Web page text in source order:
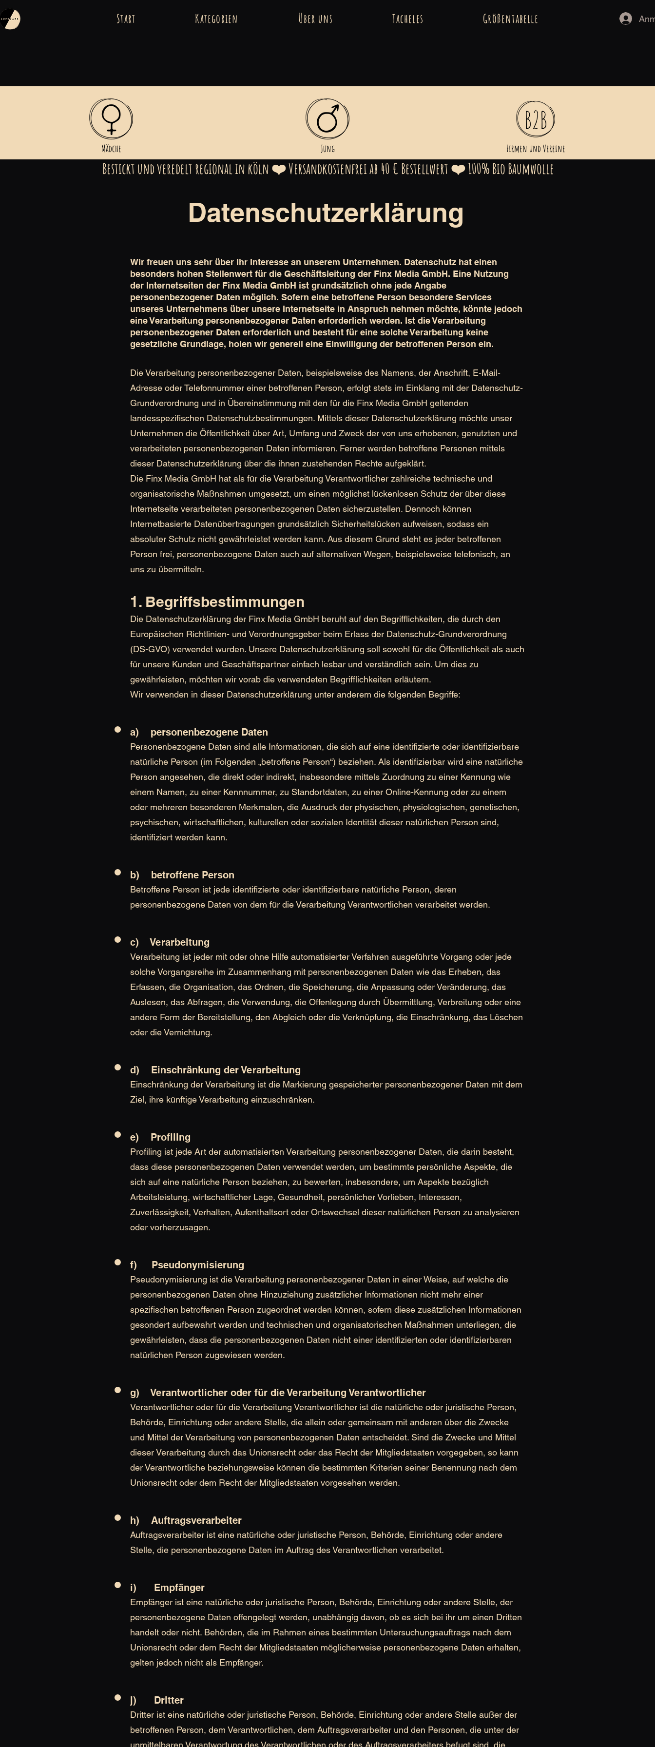
Start Kategorien Über uns Tacheles Größentabelle
Mädche Jung Firmen und Vereine
Bestickt und veredelt regional in köln ❤️ Versandkostenfrei ab 40 € Bestellwert ❤️ 100% Bio Baumwolle
Datenschutzerklärung
Wir freuen uns sehr über Ihr Interesse an unserem Unternehmen. Datenschutz hat einen
besonders hohen Stellenwert für die Geschäftsleitung der Finx Media GmbH. Eine Nutzung
der Internetseiten der Finx Media GmbH ist grundsätzlich ohne jede Angabe
personenbezogener Daten möglich. Sofern eine betroffene Person besondere Services
unseres Unternehmens über unsere Internetseite in Anspruch nehmen möchte, könnte jedoch
eine Verarbeitung personenbezogener Daten erforderlich werden. Ist die Verarbeitung
personenbezogener Daten erforderlich und besteht für eine solche Verarbeitung keine
gesetzliche Grundlage, holen wir generell eine Einwilligung der betroffenen Person ein.
Die Verarbeitung personenbezogener Daten, beispielsweise des Namens, der Anschrift, E-Mail-
Adresse oder Telefonnummer einer betroffenen Person, erfolgt stets im Einklang mit der Datenschutz-
Grundverordnung und in Übereinstimmung mit den für die Finx Media GmbH geltenden
landesspezifischen Datenschutzbestimmungen. Mittels dieser Datenschutzerklärung möchte unser
Unternehmen die Öffentlichkeit über Art, Umfang und Zweck der von uns erhobenen, genutzten und
verarbeiteten personenbezogenen Daten informieren. Ferner werden betroffene Personen mittels
dieser Datenschutzerklärung über die ihnen zustehenden Rechte aufgeklärt.
Die Finx Media GmbH hat als für die Verarbeitung Verantwortlicher zahlreiche technische und
organisatorische Maßnahmen umgesetzt, um einen möglichst lückenlosen Schutz der über diese
Internetseite verarbeiteten personenbezogenen Daten sicherzustellen. Dennoch können
Internetbasierte Datenübertragungen grundsätzlich Sicherheitslücken aufweisen, sodass ein
absoluter Schutz nicht gewährleistet werden kann. Aus diesem Grund steht es jeder betroffenen
Person frei, personenbezogene Daten auch auf alternativen Wegen, beispielsweise telefonisch, an
uns zu übermitteln.
1. Begriffsbestimmungen
Die Datenschutzerklärung der Finx Media GmbH beruht auf den Begrifflichkeiten, die durch den
Europäischen Richtlinien- und Verordnungsgeber beim Erlass der Datenschutz-Grundverordnung
(DS-GVO) verwendet wurden. Unsere Datenschutzerklärung soll sowohl für die Öffentlichkeit als auch
für unsere Kunden und Geschäftspartner einfach lesbar und verständlich sein. Um dies zu
gewährleisten, möchten wir vorab die verwendeten Begrifflichkeiten erläutern.
Wir verwenden in dieser Datenschutzerklärung unter anderem die folgenden Begriffe:
a) personenbezogene Daten
Personenbezogene Daten sind alle Informationen, die sich auf eine identifizierte oder identifizierbare
natürliche Person (im Folgenden „betroffene Person“) beziehen. Als identifizierbar wird eine natürliche
Person angesehen, die direkt oder indirekt, insbesondere mittels Zuordnung zu einer Kennung wie
einem Namen, zu einer Kennnummer, zu Standortdaten, zu einer Online-Kennung oder zu einem
oder mehreren besonderen Merkmalen, die Ausdruck der physischen, physiologischen, genetischen,
psychischen, wirtschaftlichen, kulturellen oder sozialen Identität dieser natürlichen Person sind,
identifiziert werden kann.
b) betroffene Person
Betroffene Person ist jede identifizierte oder identifizierbare natürliche Person, deren
personenbezogene Daten von dem für die Verarbeitung Verantwortlichen verarbeitet werden.
c) Verarbeitung
Verarbeitung ist jeder mit oder ohne Hilfe automatisierter Verfahren ausgeführte Vorgang oder jede
solche Vorgangsreihe im Zusammenhang mit personenbezogenen Daten wie das Erheben, das
Erfassen, die Organisation, das Ordnen, die Speicherung, die Anpassung oder Veränderung, das
Auslesen, das Abfragen, die Verwendung, die Offenlegung durch Übermittlung, Verbreitung oder eine
andere Form der Bereitstellung, den Abgleich oder die Verknüpfung, die Einschränkung, das Löschen
oder die Vernichtung.
d) Einschränkung der Verarbeitung
Einschränkung der Verarbeitung ist die Markierung gespeicherter personenbezogener Daten mit dem
Ziel, ihre künftige Verarbeitung einzuschränken.
e) Profiling
Profiling ist jede Art der automatisierten Verarbeitung personenbezogener Daten, die darin besteht,
dass diese personenbezogenen Daten verwendet werden, um bestimmte persönliche Aspekte, die
sich auf eine natürliche Person beziehen, zu bewerten, insbesondere, um Aspekte bezüglich
Arbeitsleistung, wirtschaftlicher Lage, Gesundheit, persönlicher Vorlieben, Interessen,
Zuverlässigkeit, Verhalten, Aufenthaltsort oder Ortswechsel dieser natürlichen Person zu analysieren
oder vorherzusagen.
f) Pseudonymisierung
Pseudonymisierung ist die Verarbeitung personenbezogener Daten in einer Weise, auf welche die
personenbezogenen Daten ohne Hinzuziehung zusätzlicher Informationen nicht mehr einer
spezifischen betroffenen Person zugeordnet werden können, sofern diese zusätzlichen Informationen
gesondert aufbewahrt werden und technischen und organisatorischen Maßnahmen unterliegen, die
gewährleisten, dass die personenbezogenen Daten nicht einer identifizierten oder identifizierbaren
natürlichen Person zugewiesen werden.
g) Verantwortlicher oder für die Verarbeitung Verantwortlicher
Verantwortlicher oder für die Verarbeitung Verantwortlicher ist die natürliche oder juristische Person,
Behörde, Einrichtung oder andere Stelle, die allein oder gemeinsam mit anderen über die Zwecke
und Mittel der Verarbeitung von personenbezogenen Daten entscheidet. Sind die Zwecke und Mittel
dieser Verarbeitung durch das Unionsrecht oder das Recht der Mitgliedstaaten vorgegeben, so kann
der Verantwortliche beziehungsweise können die bestimmten Kriterien seiner Benennung nach dem
Unionsrecht oder dem Recht der Mitgliedstaaten vorgesehen werden.
h) Auftragsverarbeiter
Auftragsverarbeiter ist eine natürliche oder juristische Person, Behörde, Einrichtung oder andere
Stelle, die personenbezogene Daten im Auftrag des Verantwortlichen verarbeitet.
i) Empfänger
Empfänger ist eine natürliche oder juristische Person, Behörde, Einrichtung oder andere Stelle, der
personenbezogene Daten offengelegt werden, unabhängig davon, ob es sich bei ihr um einen Dritten
handelt oder nicht. Behörden, die im Rahmen eines bestimmten Untersuchungsauftrags nach dem
Unionsrecht oder dem Recht der Mitgliedstaaten möglicherweise personenbezogene Daten erhalten,
gelten jedoch nicht als Empfänger.
j) Dritter
Dritter ist eine natürliche oder juristische Person, Behörde, Einrichtung oder andere Stelle außer der
betroffenen Person, dem Verantwortlichen, dem Auftragsverarbeiter und den Personen, die unter der
unmittelbaren Verantwortung des Verantwortlichen oder des Auftragsverarbeiters befugt sind, die